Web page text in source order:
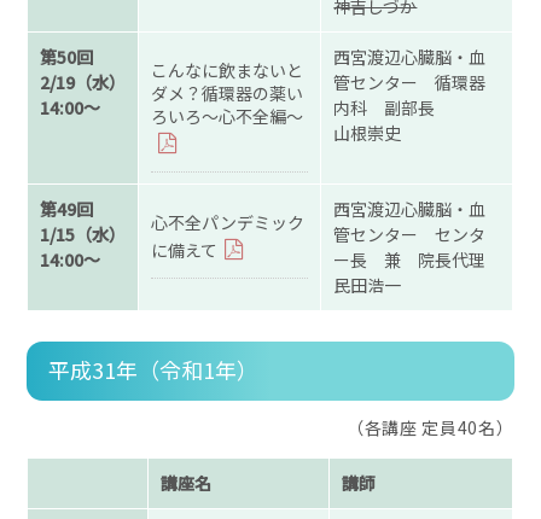
神吉しづか
第50回
2/19（水）
14:00～
こんなに飲まないと
ダメ？循環器の薬い
ろいろ～心不全編～
西宮渡辺心臓脳・血
管センター 循環器
内科 副部長
山根崇史
第49回
1/15（水）
14:00～
心不全パンデミック
に備えて
西宮渡辺心臓脳・血
管センター センタ
ー長 兼 院長代理
民田浩一
平成31年（令和1年）
（各講座 定員40名）
講座名 講師